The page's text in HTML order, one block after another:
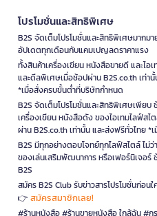
โปรโมชั่นและสิทธิพิเศษ
B2S จัดเต็มโปรโมชั่นและสิทธิพิเศษมากม
อัปเดตทุกเดือนกับแคมเปญลดราคาแรง
ทั้งสินค้าเครื่องเขียน หนังสือขายดี และไ
และดีลพิเศษเมื่อช้อปผ่าน B2S.co.th เท่า
*เมื่อสั่งครบขั้นต่ำที่บริษัทกำหนด
B2S จัดเต็มโปรโมชั่นและสิทธิพิเศษเพีย
เครื่องเขียน หนังสือดัง ของไอเทมไลฟ์
ผ่าน B2S.co.th เท่านั้น และส่งฟรีทั่วไทย
B2S มีทุกอย่างตอบโจทย์ทุกไลฟ์สไตล์ ไม่
ของเล่นเสริมพัฒนาการ หรือเฟอร์นิเจอร์
B2S
สมัคร B2S Club รับข่าวสารโปรโมชั่นก่อน
👉 สมัครสมาชิกเลย!
#ร้านหนังสือ #ร้านขายหนังสือ ใกล้ฉัน #ก